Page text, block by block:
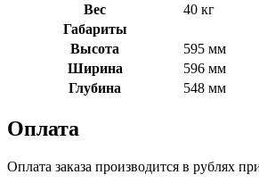
Вес
40 кг
Габариты
Высота
595 мм
Ширина
596 мм
Глубина
548 мм
Оплата
Оплата заказа производится в рублях